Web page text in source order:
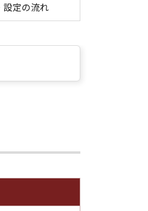
設定の流れ